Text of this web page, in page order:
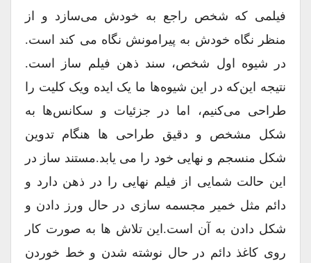
فیلمی که شخص راجع به خودش می‌سازد و از
منظر نگاه خودش به پیرامونش نگاه می کند است.
در شیوه اول شخص، سند ذهن فیلم ساز است.
نتیجه این‌که در این شیوه‌ها ما یک ایده ویک کلیت را
طراحی می‌کنیم، اما در جزئیات و سکانس‌ها به
شکل مشخص و دقیق طراحی ها هنگام تدوین
شکل منسجم و نهایی خود را می یابد.مستند ساز در
این حالت شمایی از فیلم نهایی را در ذهن دارد و
دائم مثل خمیر مجسمه سازی در حال ورز دادن و
شکل دادن به آن است.این تلاش ها به صورت کار
روی کاغذ دائم در حال نوشته شدن و خط خوردن